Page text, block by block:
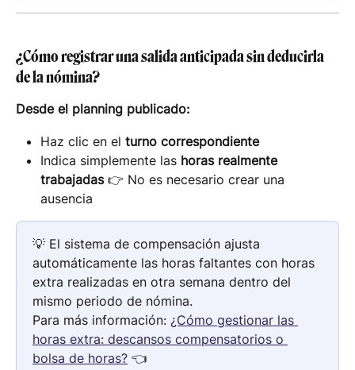
¿Cómo registrar una salida anticipada sin deducirla
de la nómina?
Desde el planning publicado:
Haz clic en el turno correspondiente
Indica simplemente las horas realmente
trabajadas 👉 No es necesario crear una
ausencia
💡 El sistema de compensación ajusta
automáticamente las horas faltantes con horas
extra realizadas en otra semana dentro del
mismo periodo de nómina.
Para más información: ¿Cómo gestionar las
horas extra: descansos compensatorios o
bolsa de horas? 👈